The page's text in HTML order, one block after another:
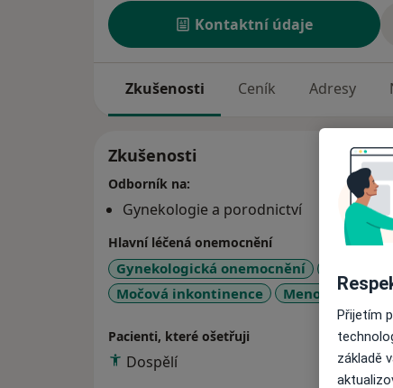
Kontaktní údaje
Zkušenosti Ceník Adresy
Zkušenosti
Odborník na:
Gynekologie a porodnictví
Hlavní léčená onemocnění
Gynekologická onemocnění
Močová inkontinence
Menopauza +5
Pacienti, které ošetřuji
Dospělí
Přijetím
základě